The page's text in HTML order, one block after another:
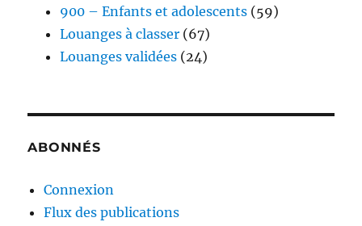
900 – Enfants et adolescents (59)
Louanges à classer (67)
Louanges validées (24)
ABONNÉS
Connexion
Flux des publications